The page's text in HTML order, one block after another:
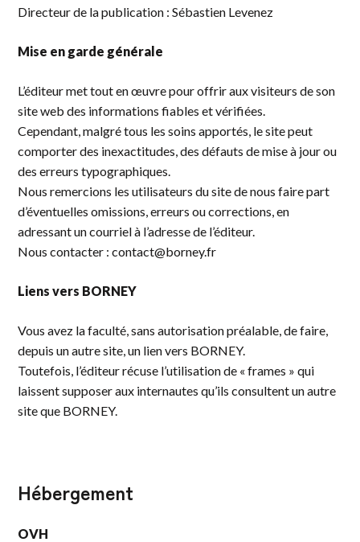
Directeur de la publication : Sébastien Levenez
Mise en garde générale
L’éditeur met tout en œuvre pour offrir aux visiteurs de son
site web des informations fiables et vérifiées.
Cependant, malgré tous les soins apportés, le site peut
comporter des inexactitudes, des défauts de mise à jour ou
des erreurs typographiques.
Nous remercions les utilisateurs du site de nous faire part
d’éventuelles omissions, erreurs ou corrections, en
adressant un courriel à l’adresse de l’éditeur.
Nous contacter : contact@borney.fr
Liens vers BORNEY
Vous avez la faculté, sans autorisation préalable, de faire,
depuis un autre site, un lien vers BORNEY.
Toutefois, l’éditeur récuse l’utilisation de « frames » qui
laissent supposer aux internautes qu’ils consultent un autre
site que BORNEY.
Hébergement
OVH